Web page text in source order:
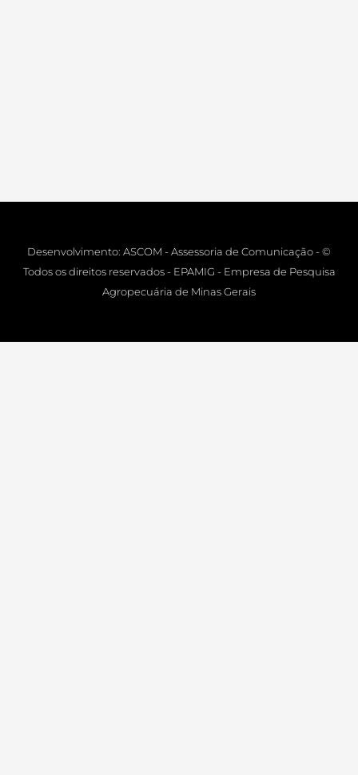
Desenvolvimento: ASCOM - Assessoria de Comunicação - ©
Todos os direitos reservados - EPAMIG - Empresa de Pesquisa
Agropecuária de Minas Gerais